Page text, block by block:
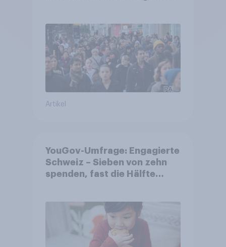
Artikel
YouGov-Umfrage: Engagierte
Schweiz – Sieben von zehn
spenden, fast die Hälfte